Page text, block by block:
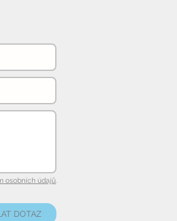
osobních údajů.
DOTAZ